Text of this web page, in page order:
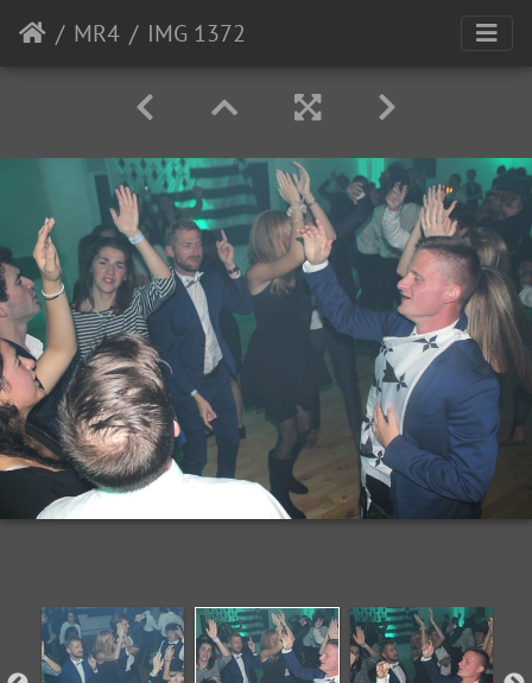
MR4 IMG 1372